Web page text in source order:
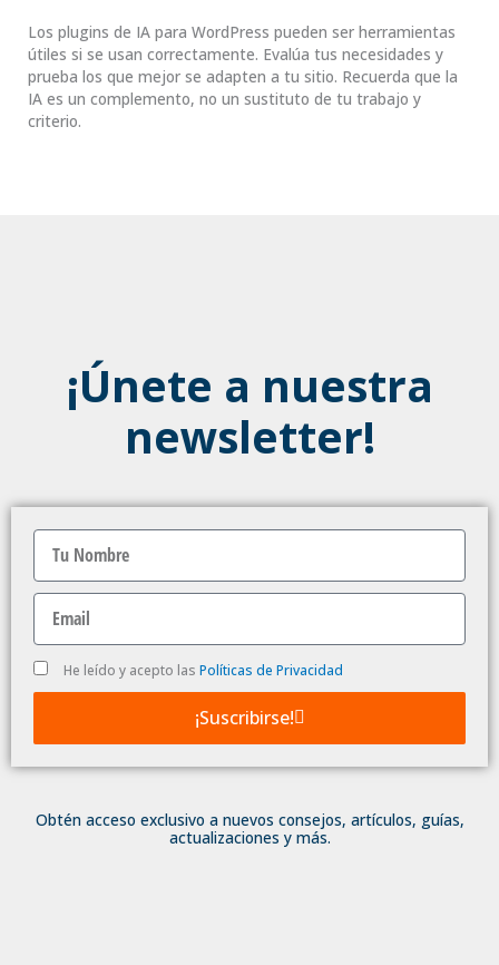
Los plugins de IA para WordPress pueden ser herramientas
útiles si se usan correctamente. Evalúa tus necesidades y
prueba los que mejor se adapten a tu sitio. Recuerda que la
IA es un complemento, no un sustituto de tu trabajo y
criterio.
¡Únete a nuestra
newsletter!
Nombre
Email
Politica
de
He leído y acepto las Políticas de Privacidad
¡Suscribirse!
Obtén acceso exclusivo a nuevos consejos, artículos, guías,
actualizaciones y más.